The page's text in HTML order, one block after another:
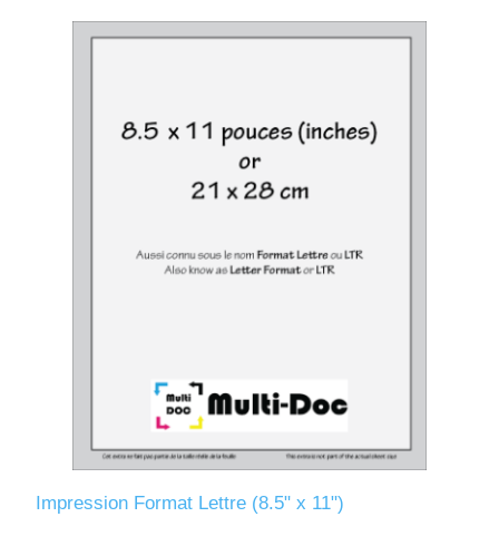
Impression Format Lettre (8.5" x 11")